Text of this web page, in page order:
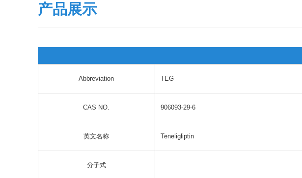
产品展示
Abbreviation TEG
CAS NO. 906093-29-6
英文名称 Teneligliptin
分子式